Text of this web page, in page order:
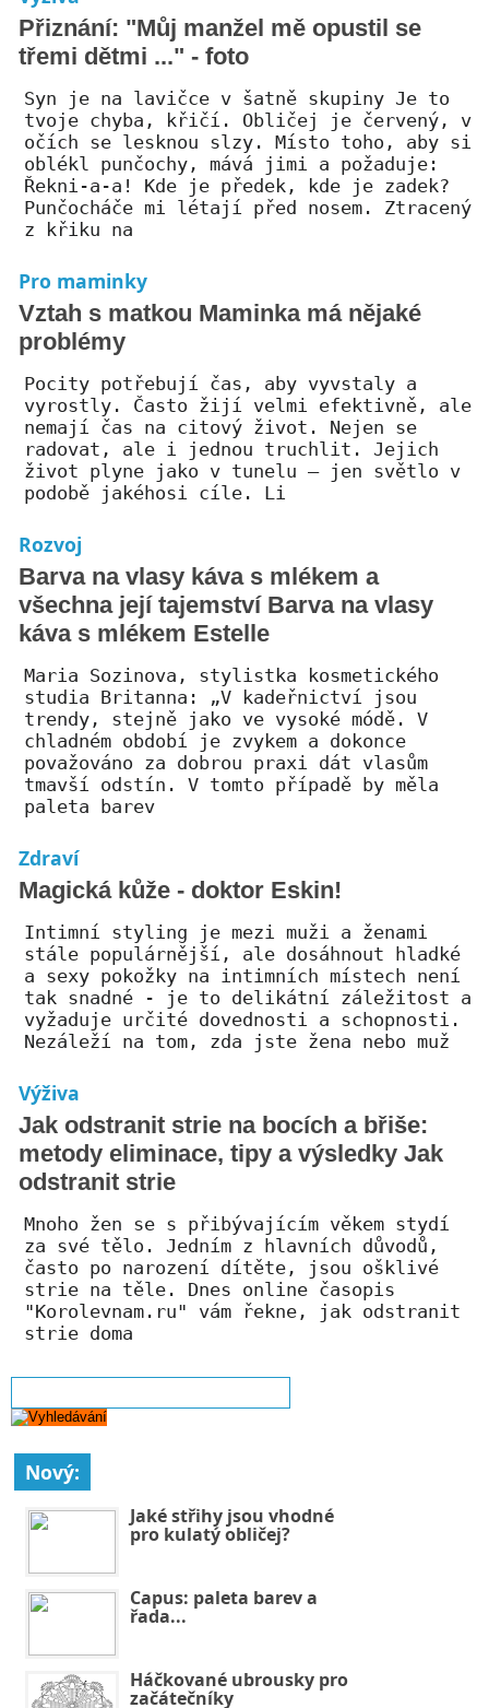
Přiznání: "Můj manžel mě opustil se
třemi dětmi ..." - foto
Syn je na lavičce v šatně skupiny Je to
tvoje chyba, křičí. Obličej je červený, v
očích se lesknou slzy. Místo toho, aby si
oblékl punčochy, mává jimi a požaduje:
Řekni-a-a! Kde je předek, kde je zadek?
Punčocháče mi létají před nosem. Ztracený
z křiku na
Pro maminky
Vztah s matkou Maminka má nějaké
problémy
Pocity potřebují čas, aby vyvstaly a
vyrostly. Často žijí velmi efektivně, ale
nemají čas na citový život. Nejen se
radovat, ale i jednou truchlit. Jejich
život plyne jako v tunelu – jen světlo v
podobě jakéhosi cíle. Li
Rozvoj
Barva na vlasy káva s mlékem a
všechna její tajemství Barva na vlasy
káva s mlékem Estelle
Maria Sozinova, stylistka kosmetického
studia Britanna: „V kadeřnictví jsou
trendy, stejně jako ve vysoké módě. V
chladném období je zvykem a dokonce
považováno za dobrou praxi dát vlasům
tmavší odstín. V tomto případě by měla
paleta barev
Zdraví
Magická kůže - doktor Eskin!
Intimní styling je mezi muži a ženami
stále populárnější, ale dosáhnout hladké
a sexy pokožky na intimních místech není
tak snadné - je to delikátní záležitost a
vyžaduje určité dovednosti a schopnosti.
Nezáleží na tom, zda jste žena nebo muž
Výživa
Jak odstranit strie na bocích a břiše:
metody eliminace, tipy a výsledky Jak
odstranit strie
Mnoho žen se s přibývajícím věkem stydí
za své tělo. Jedním z hlavních důvodů,
často po narození dítěte, jsou ošklivé
strie na těle. Dnes online časopis
"Korolevnam.ru" vám řekne, jak odstranit
strie doma
Nový:
Jaké střihy jsou vhodné
pro kulatý obličej?
Capus: paleta barev a
řada...
Háčkované ubrousky pro
začátečníky